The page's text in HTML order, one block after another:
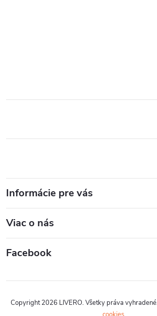
Informácie pre vás
Viac o nás
Facebook
Copyright 2026 LIVERO. Všetky práva